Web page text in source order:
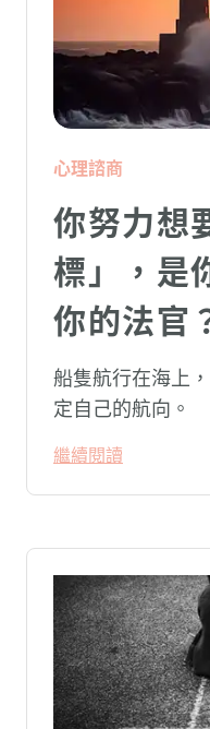
心理諮商
你努力想
標」，是
你的法官
船隻航行在海上
定自己的航向。
繼續閱讀